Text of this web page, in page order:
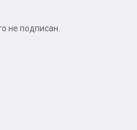
не подписан.